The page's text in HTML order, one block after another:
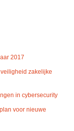
2017
zakelijke
in cybersecurity
voor nieuwe